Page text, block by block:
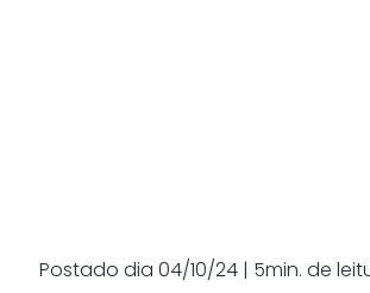
Postado dia 04/10/24 | 5min. de